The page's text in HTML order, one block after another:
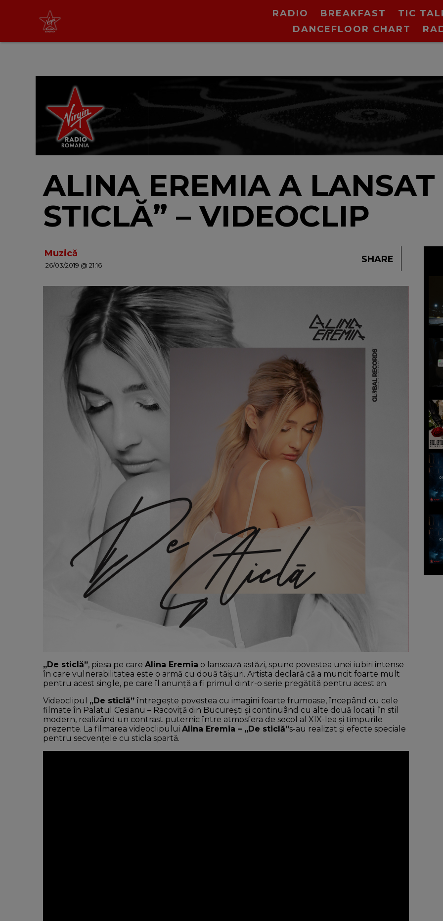
RADIO BREAKFAST TIC
DANCEFLOOR CHART
ALINA EREMIA A LANSAT
STICLĂ” – VIDEOCLIP
Muzică
26/03/2019 @ 21:16
SHARE
„De sticlă”, piesa pe care Alina Eremia o lansează astăzi, spune povestea unei iubiri intense
în care vulnerabilitatea este o armă cu două tăișuri. Artista declară că a muncit foarte mult
pentru acest single, pe care îl anunță a fi primul dintr-o serie pregătită pentru acest an.
Videoclipul „De sticlă” întregește povestea cu imagini foarte frumoase, începând cu cele
filmate în Palatul Cesianu – Racoviţă din București și continuând cu alte două locații în stil
modern, realizând un contrast puternic între atmosfera de secol al XIX-lea și timpurile
prezente. La filmarea videoclipului Alina Eremia – „De sticlă”s-au realizat și efecte speciale
pentru secvențele cu sticla spartă.